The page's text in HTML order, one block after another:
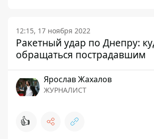
12:15, 17 ноября 2022
Ракетный удар по Днепру:
обращаться пострадавшим
Ярослав Жахалов
ЖУРНАЛИСТ
👍